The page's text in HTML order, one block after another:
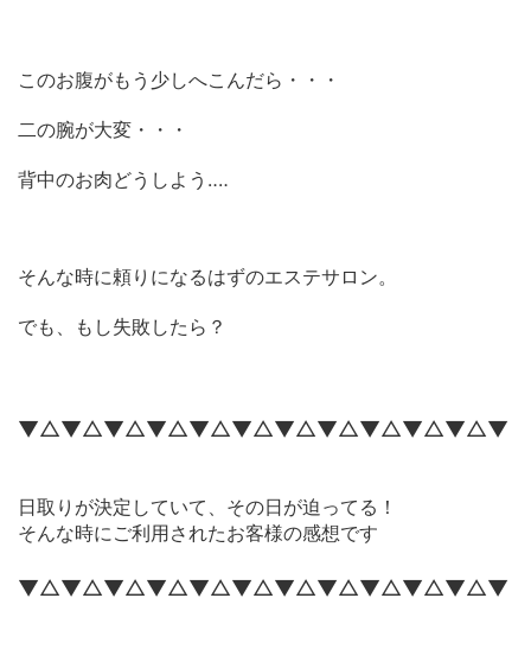
このお腹がもう少しへこんだら・・・
二の腕が大変・・・
背中のお肉どうしよう‥‥
そんな時に頼りになるはずのエステサロン。
でも、もし失敗したら？
▼△▼△▼△▼△▼△▼△▼△▼△▼△▼△▼△▼
日取りが決定していて、その日が迫ってる！
そんな時にご利用されたお客様の感想です
▼△▼△▼△▼△▼△▼△▼△▼△▼△▼△▼△▼